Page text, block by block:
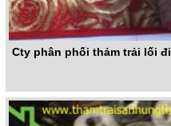
Cty phân phối thảm trải lối đi